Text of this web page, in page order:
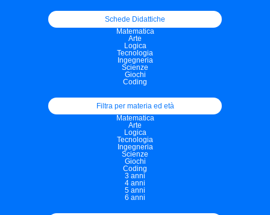
Schede Didattiche
Matematica
Arte
Logica
Tecnologia
Ingegneria
Scienze
Giochi
Coding
Filtra per materia ed età
Matematica
Arte
Logica
Tecnologia
Ingegneria
Scienze
Giochi
Coding
3 anni
4 anni
5 anni
6 anni